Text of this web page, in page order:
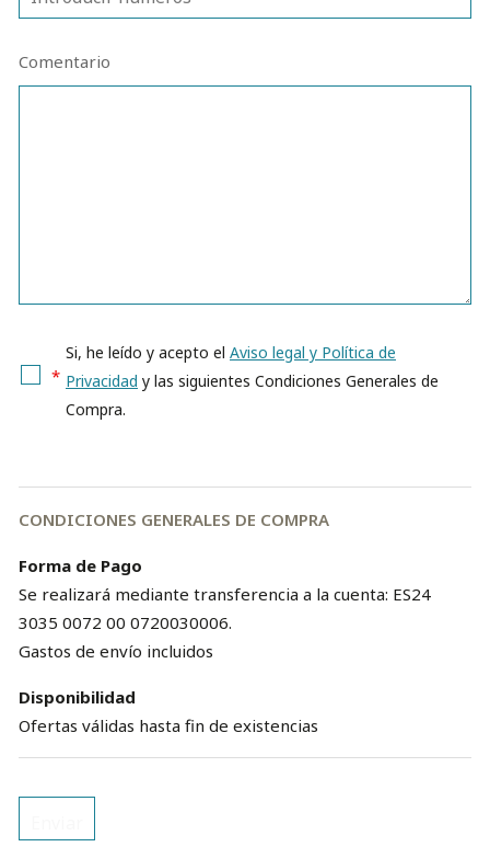
Comentario
*
Si, he leído y acepto el Aviso legal y Política de
Privacidad y las siguientes Condiciones Generales de
Compra.
CONDICIONES GENERALES DE COMPRA
Forma de Pago
Se realizará mediante transferencia a la cuenta: ES24
3035 0072 00 0720030006.
Gastos de envío incluidos
Disponibilidad
Ofertas válidas hasta fin de existencias